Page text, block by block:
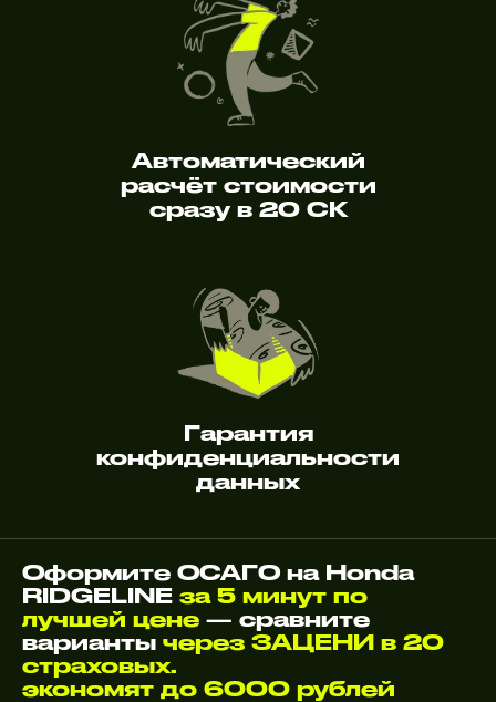
Автоматический
расчёт стоимости
сразу в 20 СК
Гарантия
конфиденциальности
данных
Оформите ОСАГО на Honda
RIDGELINE за 5 минут по
лучшей цене — сравните
варианты через ЗАЦЕНИ в 20
страховых.
экономят до 6000 рублей